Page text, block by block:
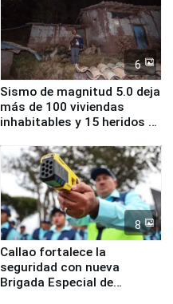
6
Sismo de magnitud 5.0 deja
más de 100 viviendas
inhabitables y 15 heridos en
8
Callao fortalece la
seguridad con nueva
Brigada Especial de